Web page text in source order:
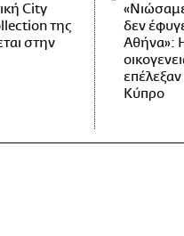
City
της
στην
«Νιώσαμε
δεν
Αθήνα»:
Κύπρο